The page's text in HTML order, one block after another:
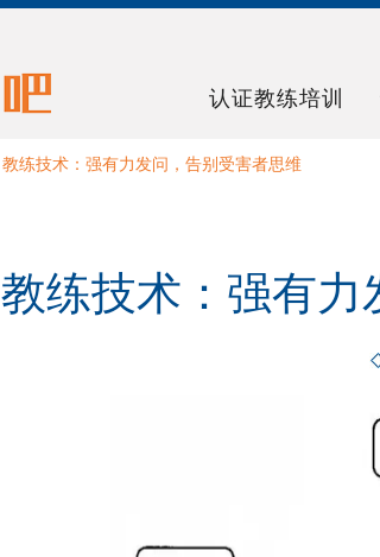
认证教练培训
教练技术：强有力发问，告别受害者思维
教练技术：强有力